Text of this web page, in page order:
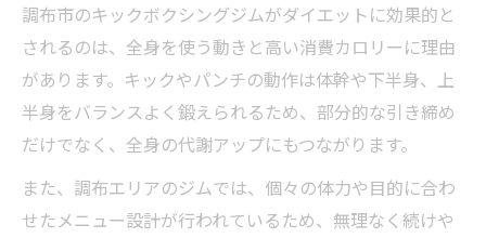
調布市のキックボクシングジムがダイエットに効果的と
されるのは、全身を使う動きと高い消費カロリーに理由
があります。キックやパンチの動作は体幹や下半身、上
半身をバランスよく鍛えられるため、部分的な引き締め
だけでなく、全身の代謝アップにもつながります。
また、調布エリアのジムでは、個々の体力や目的に合わ
せたメニュー設計が行われているため、無理なく続けや